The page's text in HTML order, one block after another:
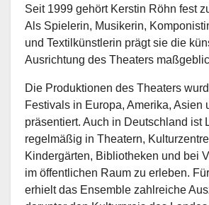
Seit 1999 gehört Kerstin Röhn fest
Als Spielerin, Musikerin,
und Textilkünstlerin prägt sie die
Ausrichtung des Theaters
Die Produktionen des Theaters
Festivals in Europa, Amerika, Asien
präsentiert. Auch in Deutschland ist
regelmäßig in Theatern,
Kindergärten, Bibliotheken und bei
im öffentlichen Raum zu erleben.
erhielt das Ensemble zahlreiche